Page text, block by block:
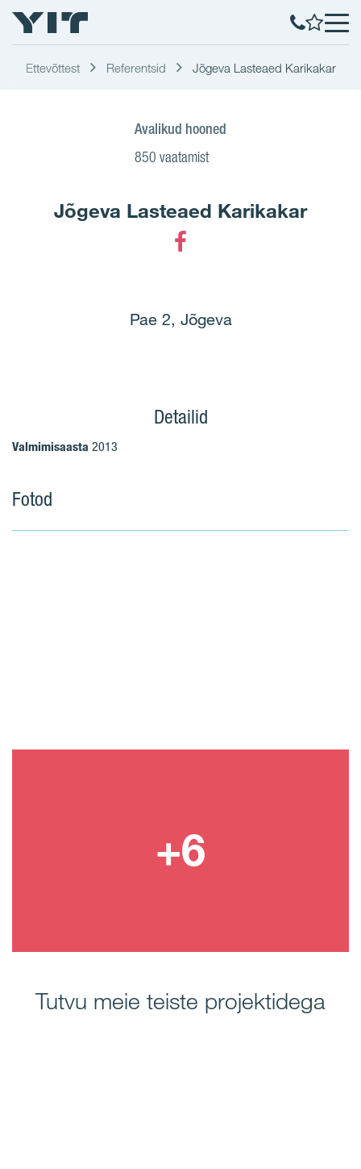
Ettevõttest Referentsid Jõgeva Lasteaed Karikakar
Avalikud hooned
850 vaatamist
Jõgeva Lasteaed Karikakar
Pae 2, Jõgeva
Detailid
Valmimisaasta 2013
Fotod
Tutvu meie teiste projektidega